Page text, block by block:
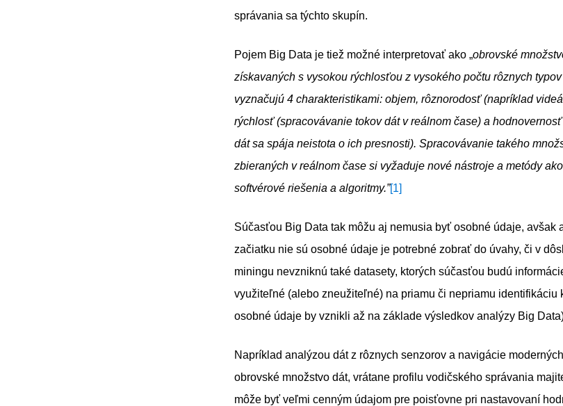
správania sa týchto skupín.
Pojem Big Data je tiež možné interpretovať ako „obrovské
získavaných s vysokou rýchlosťou z vysokého počtu rôznych
vyznačujú 4 charakteristikami: objem, rôznorodosť (napríklad
rýchlosť (spracovávanie tokov dát v reálnom čase) a
dát sa spája neistota o ich presnosti). Spracovávanie takého
zbieraných v reálnom čase si vyžaduje nové nástroje a metódy
softvérové riešenia a algoritmy.”[1]
Súčasťou Big Data tak môžu aj nemusia byť osobné údaje, avšak
začiatku nie sú osobné údaje je potrebné zobrať do úvahy, či v
miningu nevzniknú také datasety, ktorých súčasťou budú
využiteľné (alebo zneužiteľné) na priamu či nepriamu identifikáciu
osobné údaje by vznikli až na základe výsledkov analýzy Big
Napríklad analýzou dát z rôznych senzorov a navigácie
obrovské množstvo dát, vrátane profilu vodičského správania
môže byť veľmi cenným údajom pre poisťovne pri nastavovaní